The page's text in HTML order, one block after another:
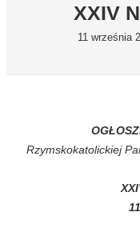
XXIV
11 września
Rzymskokatolickiej